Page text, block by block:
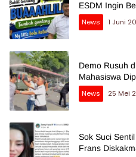
ESDM Ingin
News
1 Juni
Demo Rusuh
Mahasiswa
News
25 Mei
Sok Suci
Frans